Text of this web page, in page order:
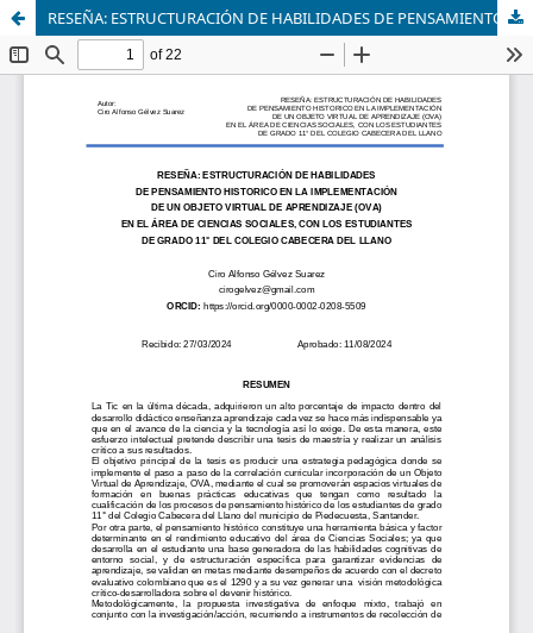
RESEÑA: ESTRUCTURACIÓN DE HABILIDADES DE PENSAMIENTO HISTORICO EN LA IMPLEMENTACIÓN DE UN OBJETO VIRTUAL DE APRENDIZAJE (OVA) EN EL ÁREA DE CIENCIAS SOCIALES, CON LOS ESTUDIANTES DE GRADO 11° DEL COLEGIO CABECERA DEL LLANO